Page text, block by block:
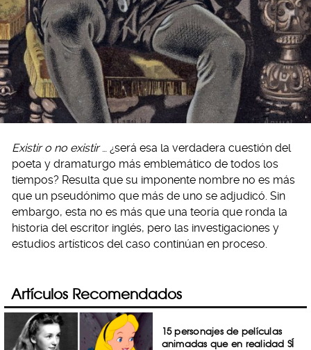
Existir o no existir
… ¿será esa la verdadera cuestión del
poeta y dramaturgo más emblemático de todos los
tiempos? Resulta que su imponente nombre no es más
que un pseudónimo que más de uno se adjudicó. Sin
embargo, esta no es más que una teoría que ronda la
historia del escritor inglés, pero las investigaciones y
estudios artísticos del caso continúan en proceso.
Artículos Recomendados
15 personajes de películas
animadas que en realidad SÍ